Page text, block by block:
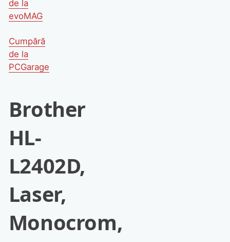
de la
evoMAG
Cumpără
de la
PCGarage
Brother
HL-
L2402D,
Laser,
Monocrom,